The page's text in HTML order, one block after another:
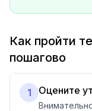
Как пройти
пошагово
1 Оцените